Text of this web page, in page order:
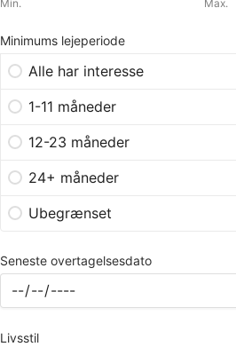
Min. Max.
Minimums lejeperiode
Alle har interesse
1-11 måneder
12-23 måneder
24+ måneder
Ubegrænset
Seneste overtagelsesdato
Livsstil